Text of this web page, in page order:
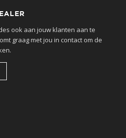
ook aan jouw klanten aan te
graag met jou in contact om de